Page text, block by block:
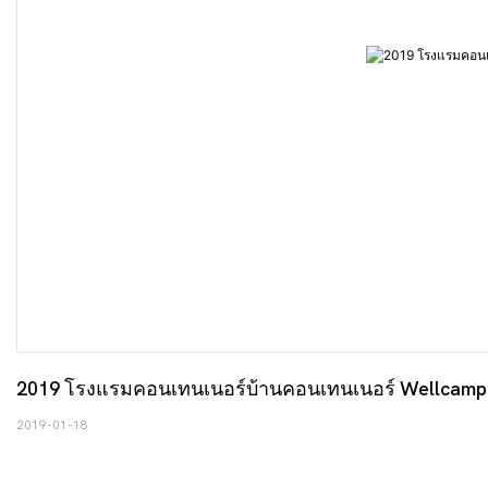
2019 โรงแรมคอนเทนเนอร์บ้านคอนเทนเนอร์
2019-01-18